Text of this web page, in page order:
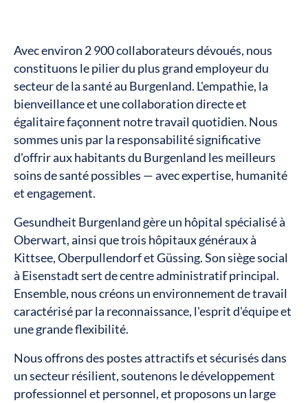
Avec environ 2 900 collaborateurs dévoués, nous
constituons le pilier du plus grand employeur du
secteur de la santé au Burgenland. L'empathie, la
bienveillance et une collaboration directe et
égalitaire façonnent notre travail quotidien. Nous
sommes unis par la responsabilité significative
d'offrir aux habitants du Burgenland les meilleurs
soins de santé possibles — avec expertise, humanité
et engagement.
Gesundheit Burgenland gère un hôpital spécialisé à
Oberwart, ainsi que trois hôpitaux généraux à
Kittsee, Oberpullendorf et Güssing. Son siège social
à Eisenstadt sert de centre administratif principal.
Ensemble, nous créons un environnement de travail
caractérisé par la reconnaissance, l'esprit d'équipe et
une grande flexibilité.
Nous offrons des postes attractifs et sécurisés dans
un secteur résilient, soutenons le développement
professionnel et personnel, et proposons un large